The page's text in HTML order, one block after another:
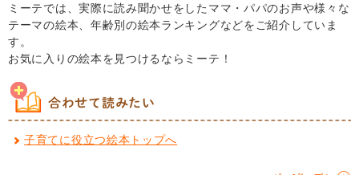
ミーテでは、実際に読み聞かせをしたママ・パパのお声や様々な
テーマの絵本、年齢別の絵本ランキングなどをご紹介していま
す。
お気に入りの絵本を見つけるならミーテ！
合わせて読みたい
子育てに役立つ絵本トップへ